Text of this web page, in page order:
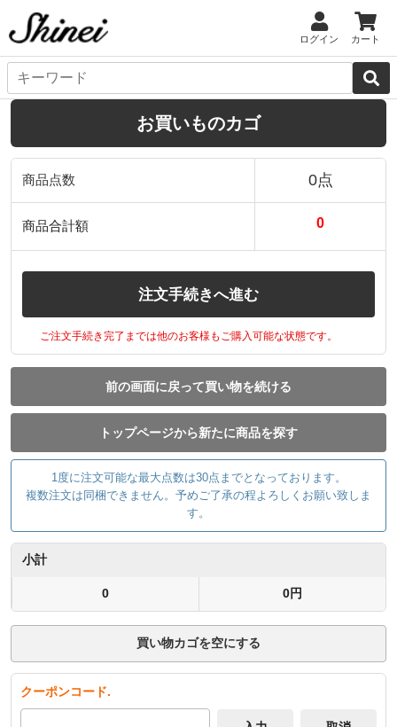
ログイン カート
お買いものカゴ
商品点数 0点
商品合計額 0
注文手続きへ進む
ご注文手続き完了までは他のお客様もご購入可能な状態です。
前の画面に戻って買い物を続ける
トップページから新たに商品を探す
1度に注文可能な最大点数は30点までとなっております。
複数注文は同梱できません。予めご了承の程よろしくお願い致しま
す。
小計
0 0円
買い物カゴを空にする
クーポンコード.